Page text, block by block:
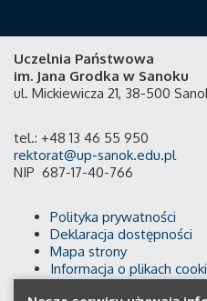
Uczelnia Państwowa
im. Jana Grodka w Sanoku
ul. Mickiewicza 21, 38-500
tel.: +48 13 46 55 950
rektorat@up-sanok.edu.pl
NIP 687-17-40-766
Polityka prywatności
Deklaracja dostępności
Mapa strony
Informacja o plikach